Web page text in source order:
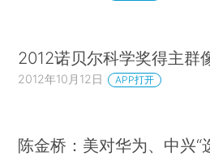
2012诺贝尔科学奖得主群
2012年10月12日 APP打开
陈金桥：美对华为、中兴“